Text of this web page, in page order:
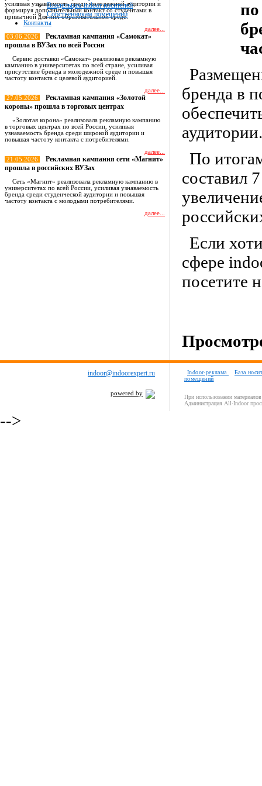
Владельцам indoor носителей
Собственникам помещений
Контакты
усиливая узнаваемость среди молодежной аудитории и
формируя дополнительный контакт со студентами в
привычной для них образовательной среде.
далее...
03.06.2026
Рекламная кампания «Самокат»
прошла в ВУЗах по всей России
Сервис доставки «Самокат» реализовал рекламную
кампанию в университетах по всей стране, усиливая
присутствие бренда в молодежной среде и повышая
частоту контакта с целевой аудиторией.
далее...
27.05.2026
Рекламная кампания «Золотой
короны» прошла в торговых центрах
«Золотая корона» реализовала рекламную кампанию
в торговых центрах по всей России, усиливая
узнаваемость бренда среди широкой аудитории и
повышая частоту контакта с потребителями.
далее...
21.05.2026
Рекламная кампания сети «Магнит»
прошла в российских ВУЗах
Сеть «Магнит» реализовала рекламную кампанию в
университетах по всей России, усиливая узнаваемость
бренда среди студенческой аудитории и повышая
частоту контакта с молодыми потребителями.
далее...
по
бренда в
По
составил
Если
сфере
посетите
indoor@indoorexpert.ru
powered by
Indoor-реклама
База
помещений
При использовании
Администрация All-Indoor
-->